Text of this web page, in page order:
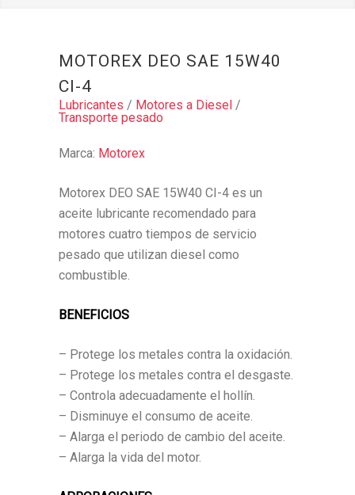
MOTOREX DEO SAE 15W40
CI-4
Lubricantes / Motores a Diesel /
Transporte pesado
Marca: Motorex
Motorex DEO SAE 15W40 CI-4 es un
aceite lubricante recomendado para
motores cuatro tiempos de servicio
pesado que utilizan diesel como
combustible.
BENEFICIOS
– Protege los metales contra la oxidación.
– Protege los metales contra el desgaste.
– Controla adecuadamente el hollín.
– Disminuye el consumo de aceite.
– Alarga el periodo de cambio del aceite.
– Alarga la vida del motor.